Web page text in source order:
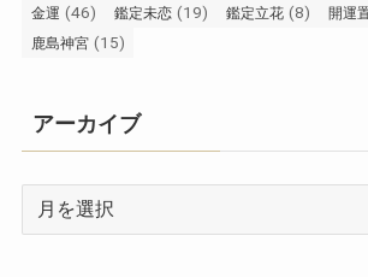
金運 (46) 鑑定未恋 (19) 鑑定立花 (8) 開運
鹿島神宮 (15)
アーカイブ